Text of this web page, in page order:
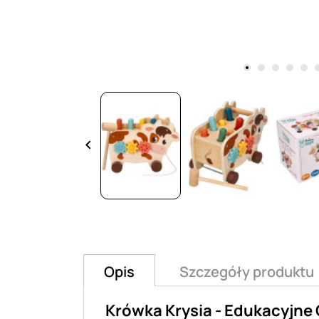
keyboard_arrow_left
Opis Szczegóły produktu
Krówka Krysia -